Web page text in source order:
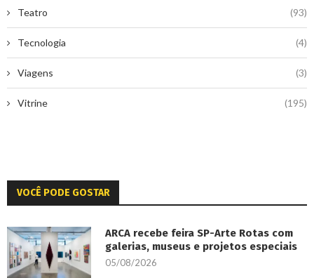
Teatro (93)
Tecnologia (4)
Viagens (3)
Vitrine (195)
VOCÊ PODE GOSTAR
ARCA recebe feira SP-Arte Rotas com
galerias, museus e projetos especiais
05/08/2026